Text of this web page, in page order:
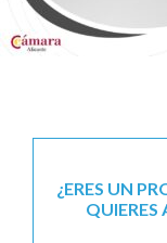
¿ERES UN
QUIERES